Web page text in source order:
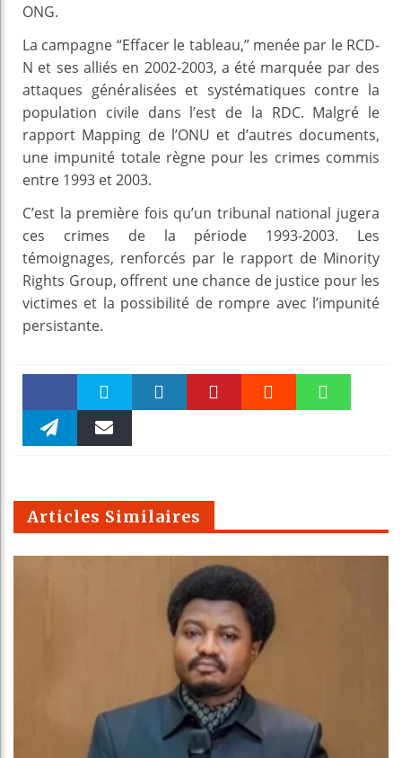
ONG.
La campagne “Effacer le tableau,” menée par le RCD-
N et ses alliés en 2002-2003, a été marquée par des
attaques généralisées et systématiques contre la
population civile dans l’est de la RDC. Malgré le
rapport Mapping de l’ONU et d’autres documents,
une impunité totale règne pour les crimes commis
entre 1993 et 2003.
C’est la première fois qu’un tribunal national jugera
ces crimes de la période 1993-2003. Les
témoignages, renforcés par le rapport de Minority
Rights Group, offrent une chance de justice pour les
victimes et la possibilité de rompre avec l’impunité
persistante.
Faceboo Twitter
m
Articles Similaires